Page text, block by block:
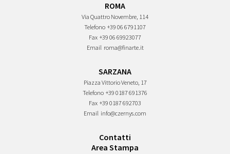
ROMA
Via Quattro Novembre, 114
Telefono +39 06 6791107
Fax +39 06 69923077
Email roma@finarte.it
SARZANA
Piazza Vittorio Veneto, 17
Telefono +39 0187 691376
Fax +39 0187 692703
Email info@czernys.com
Contatti
Area Stampa